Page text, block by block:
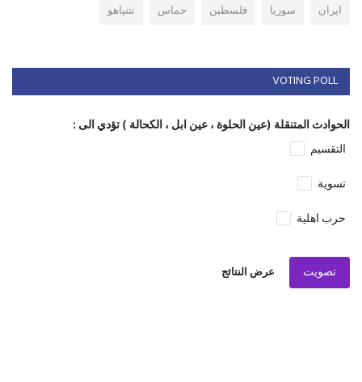
ايران
سوريا فلسطين حماس نتنياهو
VOTING POLL
الحوادث المتنقلة (عين الحلوة ، عين ابل ، الكحالة ) تؤدي الى :
التقسيم
تسوية
حرب اهلية
تصويت عرض النتائج